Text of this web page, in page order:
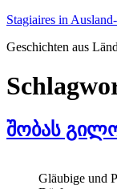
Zum
springen
Stagiaires in
Geschichten aus
შობას
Gläubige und